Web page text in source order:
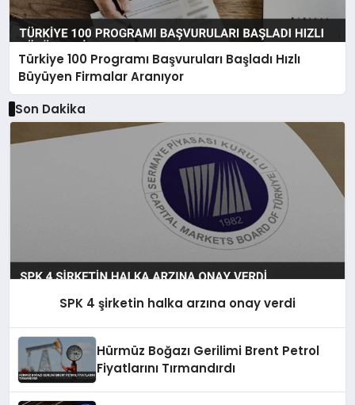
Türkiye 100 Programı Başvuruları Başladı Hızlı
Büyüyen Firmalar Aranıyor
Son Dakika
SPK 4 şirketin halka arzına onay verdi
Hürmüz Boğazı Gerilimi Brent Petrol
Fiyatlarını Tırmandırdı